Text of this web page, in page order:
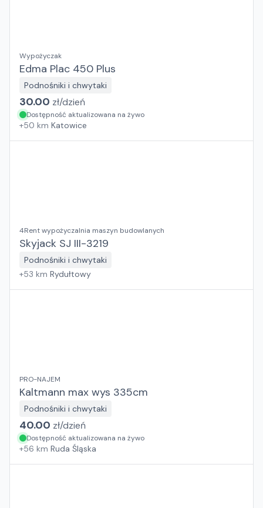
Wypożyczak
Edma Plac 450 Plus
Podnośniki i chwytaki
30.00 zł/dzień
Dostępność aktualizowana na żywo
+50 km Katowice
4Rent wypożyczalnia maszyn budowlanych
Skyjack SJ III-3219
Podnośniki i chwytaki
+53 km Rydułtowy
PRO-NAJEM
Kaltmann max wys 335cm
Podnośniki i chwytaki
40.00 zł/dzień
Dostępność aktualizowana na żywo
+56 km Ruda Śląska